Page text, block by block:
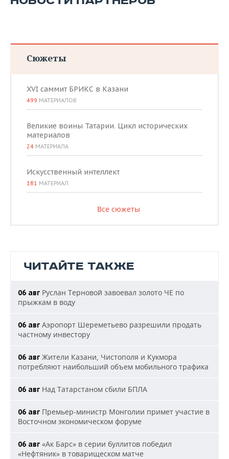
Сюжеты
XVI саммит БРИКС в Казани
499 МАТЕРИАЛОВ
Великие воины Татарии. Цикл исторических
материалов
24 МАТЕРИАЛА
Искусственный интеллект
181 МАТЕРИАЛ
Все сюжеты
ЧИТАЙТЕ ТАКЖЕ
06 авг Руслан Терновой завоевал золото ЧЕ по
прыжкам в воду
06 авг Аэропорт Шереметьево разрешили продать
частному инвестору
06 авг Жители Казани, Чистополя и Кукмора
потребляют наибольший объем мобильного трафика
06 авг Над Татарстаном сбили БПЛА
06 авг Премьер-министр Монголии примет участие в
Восточном экономическом форуме
06 авг «Ак Барс» в серии буллитов победил
«Нефтяник» в товарищеском матче